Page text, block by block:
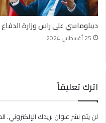
ديبلوماسي على راس وزارة الدفاع
25 أغسطس 2024
اترك تعليقاً
لن يتم نشر عنوان بريدك الإلكتروني.